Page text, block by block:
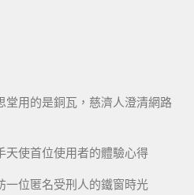
堂用的是銅瓦，慈濟人澄清網路
天使首位使用者的體驗心得
一位匿名受刑人的鐵窗時光